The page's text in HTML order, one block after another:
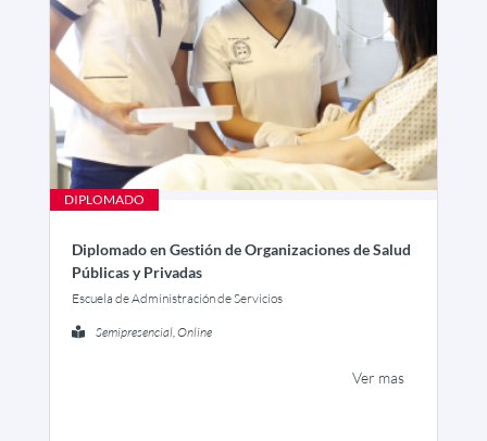
DIPLOMADO
Diplomado en Gestión de Organizaciones de Salud
Públicas y Privadas
Escuela de Administración de Servicios
Semipresencial, Online
Ver mas